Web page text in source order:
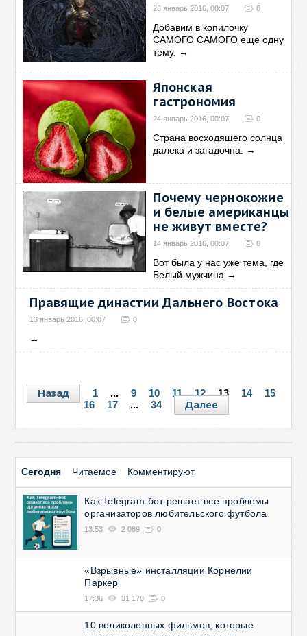
26 январь 2016, 00:07 0
Добавим в копилочку
САМОГО САМОГО еще одну
тему. →
Японская
гастрономия
24 январь 2016, 00:07 0
Страна восходящего солнца
далека и загадочна.
→
Почему чернокожие
и белые американцы
не живут вместе?
14 январь 2016, 00:07 0
Вот была у нас уже тема, где
Белый мужчина →
Правящие династии Дальнего Востока
13 январь 2016, 00:07 0
→
Назад 1 ... 9 10 11 12 13 14
15
16
17 ... 34 Далее
Сегодня Читаемое Комментируют
Как Telegram-бот решает все проблемы
организаторов любительского футбола
13:53 2 089 0
«Взрывные» инсталляции Корнелии
Паркер
17:36 31 170 0
10 великолепных фильмов, которые